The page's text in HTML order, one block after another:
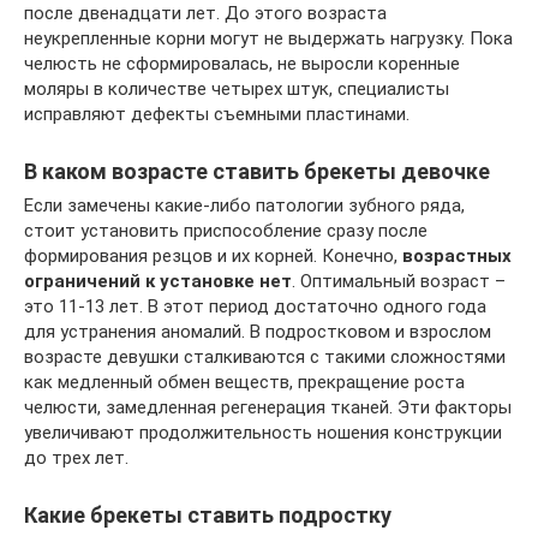
после двенадцати лет. До этого возраста
неукрепленные корни могут не выдержать нагрузку. Пока
челюсть не сформировалась, не выросли коренные
моляры в количестве четырех штук, специалисты
исправляют дефекты съемными пластинами.
В каком возрасте ставить брекеты девочке
Если замечены какие-либо патологии зубного ряда,
стоит установить приспособление сразу после
формирования резцов и их корней. Конечно, возрастных
ограничений к установке нет. Оптимальный возраст –
это 11-13 лет. В этот период достаточно одного года
для устранения аномалий. В подростковом и взрослом
возрасте девушки сталкиваются с такими сложностями
как медленный обмен веществ, прекращение роста
челюсти, замедленная регенерация тканей. Эти факторы
увеличивают продолжительность ношения конструкции
до трех лет.
Какие брекеты ставить подростку